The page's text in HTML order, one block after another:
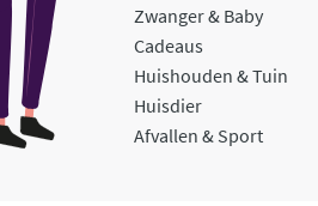
Zwanger & Baby
Cadeaus
Huishouden & Tuin
Huisdier
Afvallen & Sport